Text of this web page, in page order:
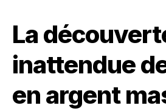
La
inattendue
en argent